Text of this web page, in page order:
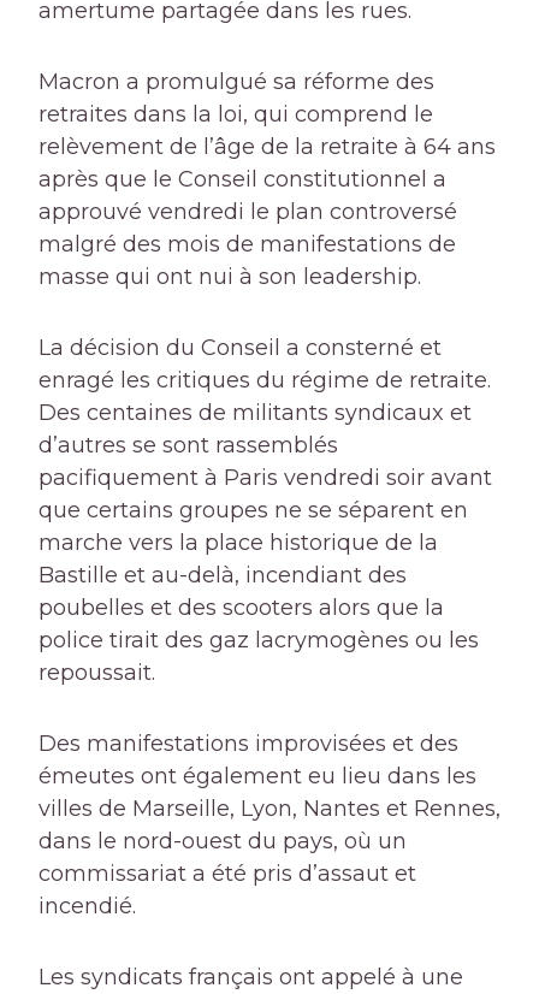
amertume partagée dans les rues.
Macron a promulgué sa réforme des
retraites dans la loi, qui comprend le
relèvement de l’âge de la retraite à 64 ans
après que le Conseil constitutionnel a
approuvé vendredi le plan controversé
malgré des mois de manifestations de
masse qui ont nui à son leadership.
La décision du Conseil a consterné et
enragé les critiques du régime de retraite.
Des centaines de militants syndicaux et
d’autres se sont rassemblés
pacifiquement à Paris vendredi soir avant
que certains groupes ne se séparent en
marche vers la place historique de la
Bastille et au-delà, incendiant des
poubelles et des scooters alors que la
police tirait des gaz lacrymogènes ou les
repoussait.
Des manifestations improvisées et des
émeutes ont également eu lieu dans les
villes de Marseille, Lyon, Nantes et Rennes,
dans le nord-ouest du pays, où un
commissariat a été pris d’assaut et
incendié.
Les syndicats français ont appelé à une